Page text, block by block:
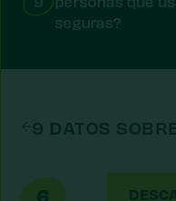
seguras?
9 DATOS